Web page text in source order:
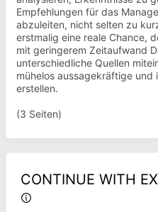
Empfehlungen für das
abzuleiten, nicht selten zu
erstmalig eine reale Chance,
mit geringerem Zeitaufwand
unterschiedliche Quellen
mühelos aussagekräftige
erstellen.
(3 Seiten)
CONTINUE WITH